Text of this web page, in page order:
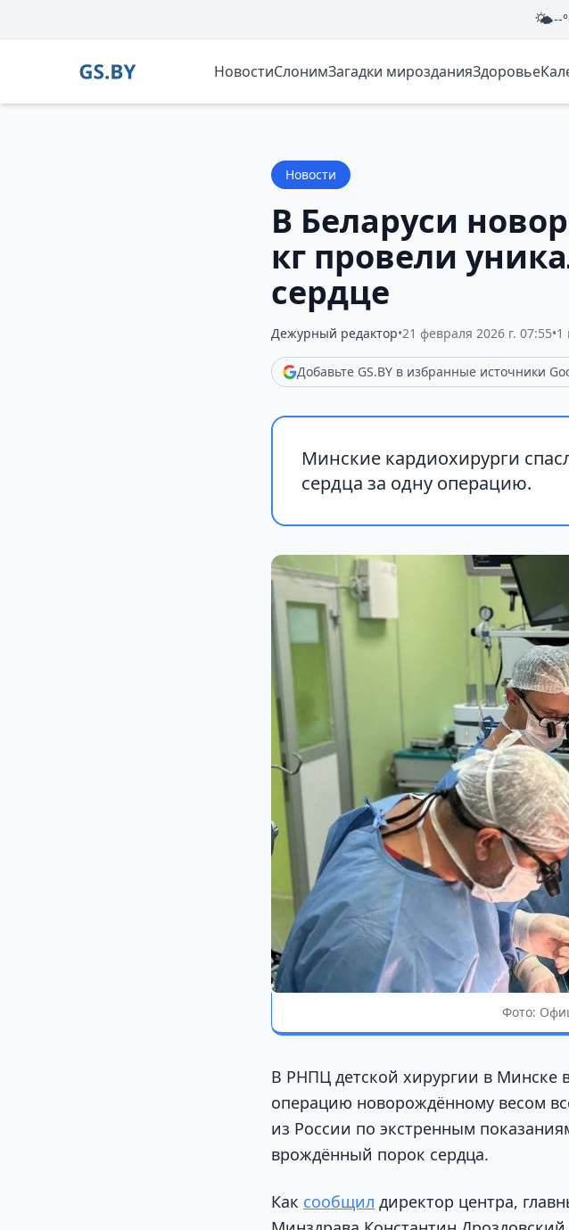
🌤️--
НовостиСлонимЗагадки мирозданияЗдоровье
Новости
В Беларуси
кг провели
сердце
Дежурный редактор•21 февраля 2026 г. 07:55•1
Добавьте GS.BY в избранные источники
Минские кардиохирурги
сердца за одну операцию.
Фото:
В РНПЦ детской хирургии в Минске
операцию новорождённому весом
из России по экстренным
врождённый порок сердца.
Как сообщил директор центра,